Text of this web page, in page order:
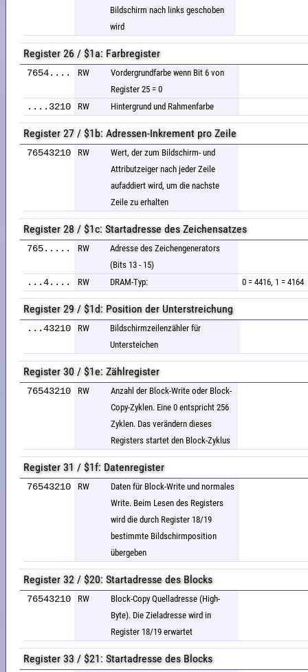
Bildschirm nach links geschoben
wird
Register 26 / $1a: Farbregister
7654.... RW
Vordergrundfarbe wenn Bit 6 von
Register 25 = 0
....3210 RW Hintergrund und Rahmenfarbe
Register 27 / $1b: Adressen-Inkrement pro Zeile
76543210 RW
Wert, der zum Bildschirm- und
Attributzeiger nach jeder Zeile
aufaddiert wird, um die nachste
Zeile zu erhalten
Register 28 / $1c: Startadresse des Zeichensatzes
765..... RW
Adresse des Zeichengenerators
(Bits 13 - 15)
...4.... RW DRAM-Typ: 0 = 4416, 1 = 4164
Register 29 / $1d: Position der Unterstreichung
...43210 RW
Bildschirmzeilenzähler für
Untersteichen
Register 30 / $1e: Zählregister
76543210 RW
Anzahl der Block-Write oder Block-
Copy-Zyklen. Eine 0 entspricht 256
Zyklen. Das verändern dieses
Registers startet den Block-Zyklus
Register 31 / $1f: Datenregister
76543210 RW
Daten für Block-Write und normales
Write. Beim Lesen des Registers
wird die durch Register 18/19
bestimmte Bildschirmposition
übergeben
Register 32 / $20: Startadresse des Blocks
76543210 RW
Block-Copy Quelladresse (High-
Byte). Die Zieladresse wird in
Register 18/19 erwartet
Register 33 / $21: Startadresse des Blocks